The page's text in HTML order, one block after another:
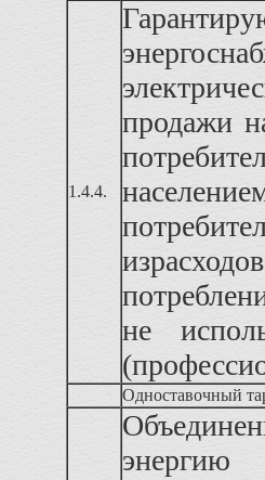
1.4.4.
продажи
не
Одноставочный